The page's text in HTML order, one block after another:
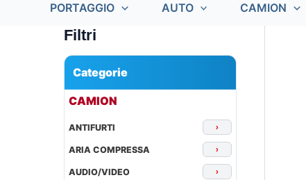
PORTAGGIO AUTO CAMION
Filtri
Categorie
CAMION
ANTIFURTI ›
ARIA COMPRESSA ›
AUDIO/VIDEO ›